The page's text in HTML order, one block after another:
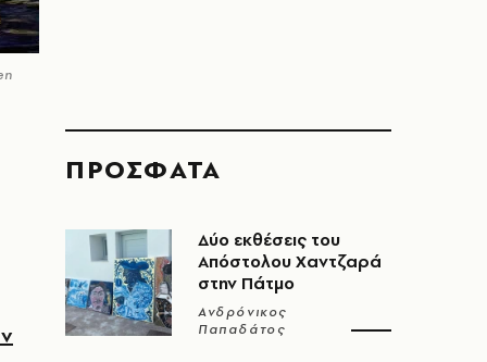
ΠΡΟΣΦΑΤΑ
Δύο εκθέσεις του
Απόστολου Χαντζαρά
στην Πάτμο
Ανδρόνικος
Παπαδάτος